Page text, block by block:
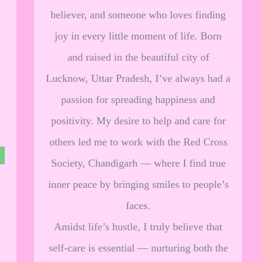
believer, and someone who loves finding
joy in every little moment of life. Born
and raised in the beautiful city of
Lucknow, Uttar Pradesh, I’ve always had a
passion for spreading happiness and
positivity. My desire to help and care for
others led me to work with the Red Cross
Society, Chandigarh — where I find true
inner peace by bringing smiles to people’s
faces.
Amidst life’s hustle, I truly believe that
self-care is essential — nurturing both the